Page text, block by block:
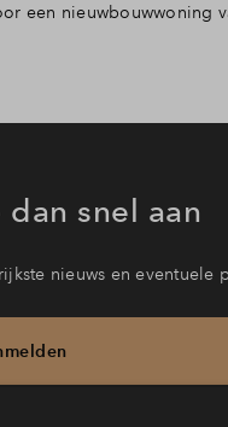
een nieuwbouwwoning
snel aan
nieuws en eventuele